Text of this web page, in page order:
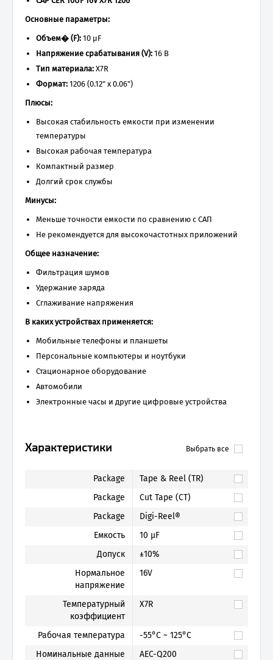
Выбрать все
Характеристики
Package
Tape & Reel (TR)
Package
Cut Tape (CT)
Package
Digi-Reel®
Емкость
10 µF
Допуск
±10%
Нормальное
напряжение
16V
Температурный
коэффициент
X7R
Рабочая температура
-55°C ~ 125°C
Номинальные данные
AEC-Q200
Основные параметры:
Объем� (F): 10 µF
Напряжение срабатывания (V): 16 В
Тип материала: X7R
Формат: 1206 (0.12" x 0.06")
Плюсы:
Высокая стабильность емкости при изменении
температуры
Высокая рабочая температура
Компактный размер
Долгий срок службы
Минусы:
Меньше точности емкости по сравнению с САП
Не рекомендуется для высокочастотных приложений
Общее назначение:
Фильтрация шумов
Удержание заряда
Сглаживание напряжения
В каких устройствах применяется:
Мобильные телефоны и планшеты
Персональные компьютеры и ноутбуки
Стационарное оборудование
Автомобили
Электронные часы и другие цифровые устройства